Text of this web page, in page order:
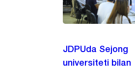
JDPUda Sejong
universiteti bilan